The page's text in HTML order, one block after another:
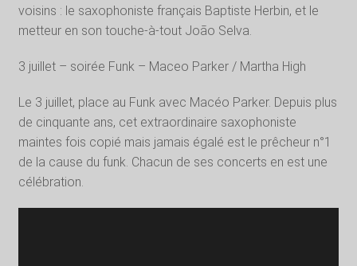
voisins : le saxophoniste français Baptiste Herbin, et le
metteur en son touche-à-tout João Selva.
3 juillet – soirée Funk – Maceo Parker / Martha High
Le 3 juillet, place au Funk avec Macéo Parker. Depuis plus
de cinquante ans, cet extraordinaire saxophoniste
maintes fois copié mais jamais égalé est le prêcheur n°1
de la cause du funk. Chacun de ses concerts en est une
célébration.